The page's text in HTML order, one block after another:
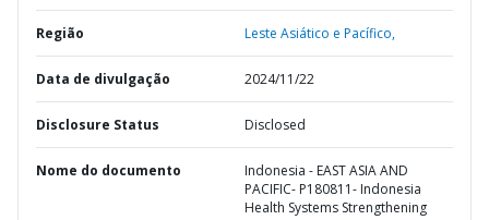
Região Leste Asiático e Pacífico,
Data de divulgação 2024/11/22
Disclosure Status Disclosed
Nome do documento
Indonesia - EAST ASIA AND
PACIFIC- P180811- Indonesia
Health Systems Strengthening